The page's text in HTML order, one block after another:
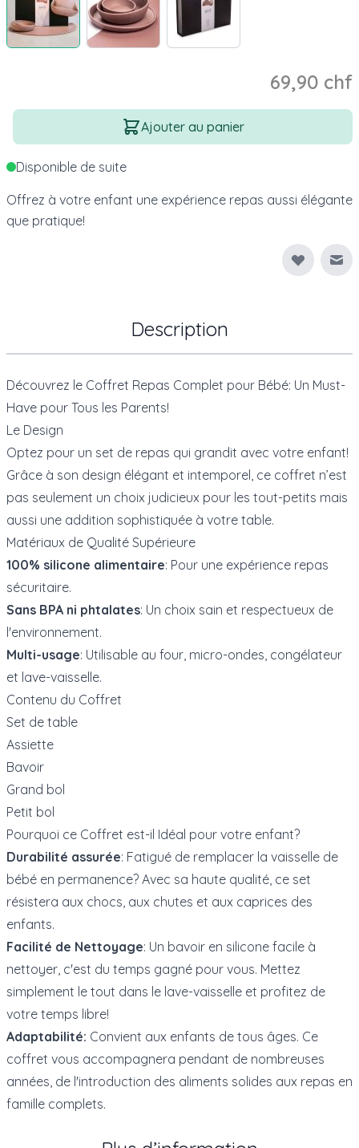
69,90 chf
Quantité
Ajouter au panier
Disponible de suite
Offrez à votre enfant une expérience repas aussi élégante
que pratique!
Description
Découvrez le Coffret Repas Complet pour Bébé: Un Must-
Have pour Tous les Parents!
Le Design
Optez pour un set de repas qui grandit avec votre enfant!
Grâce à son design élégant et intemporel, ce coffret n’est
pas seulement un choix judicieux pour les tout-petits mais
aussi une addition sophistiquée à votre table.
Matériaux de Qualité Supérieure
100% silicone alimentaire: Pour une expérience repas
sécuritaire.
Sans BPA ni phtalates: Un choix sain et respectueux de
l'environnement.
Multi-usage: Utilisable au four, micro-ondes, congélateur
et lave-vaisselle.
Contenu du Coffret
Set de table
Assiette
Bavoir
Grand bol
Petit bol
Pourquoi ce Coffret est-il Idéal pour votre enfant?
Durabilité assurée: Fatigué de remplacer la vaisselle de
bébé en permanence? Avec sa haute qualité, ce set
résistera aux chocs, aux chutes et aux caprices des
enfants.
Facilité de Nettoyage: Un bavoir en silicone facile à
nettoyer, c'est du temps gagné pour vous. Mettez
simplement le tout dans le lave-vaisselle et profitez de
votre temps libre!
Adaptabilité: Convient aux enfants de tous âges. Ce
coffret vous accompagnera pendant de nombreuses
années, de l'introduction des aliments solides aux repas en
famille complets.